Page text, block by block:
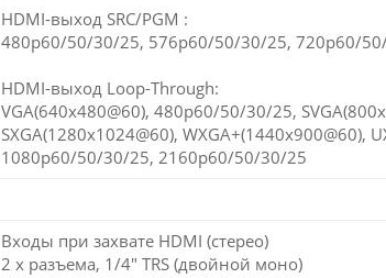
HDMI-выход SRC/PGM :
480p60/50/30/25, 576p60/50/30/25, 720p60/
HDMI-выход Loop-Through:
VGA(640x480@60), 480p60/50/30/25,
SXGA(1280x1024@60), WXGA+(1440x900@60),
1080p60/50/30/25, 2160p60/50/30/25
Входы при захвате HDMI (стерео)
2 x разъема, 1/4" TRS (двойной моно)